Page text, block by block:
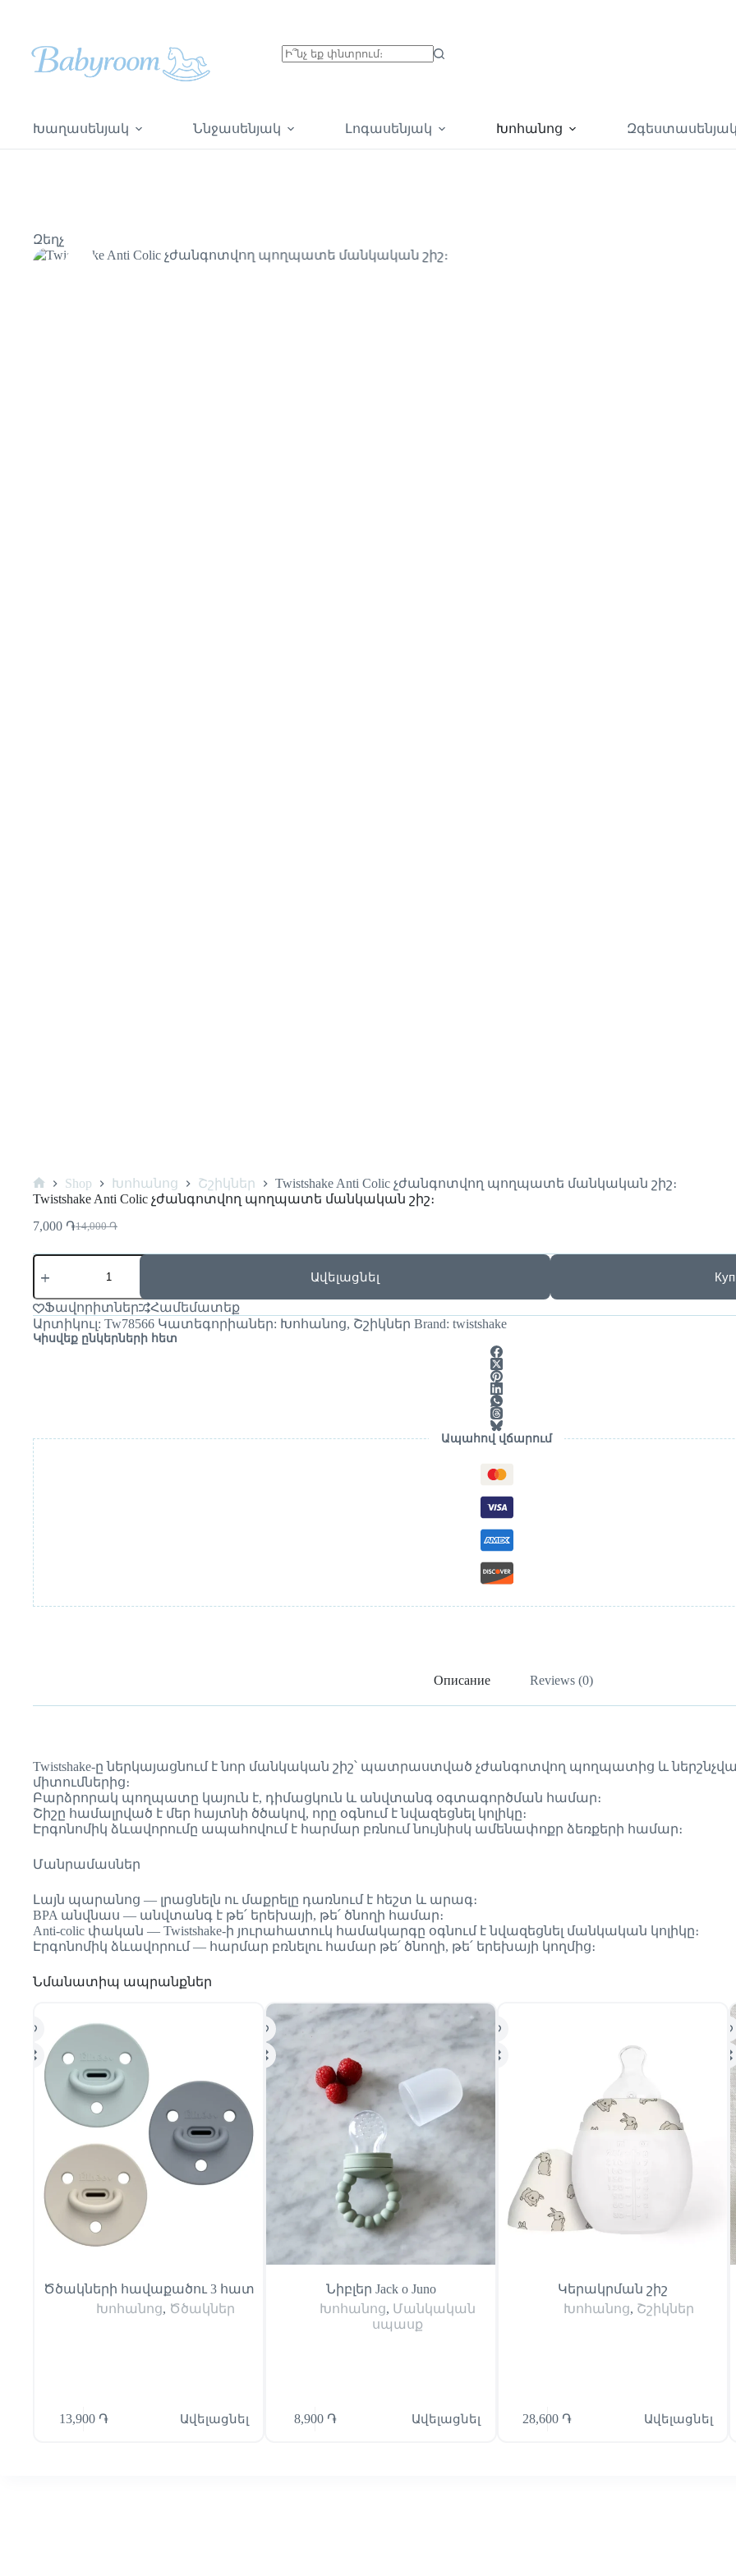
Խաղասենյակ
Ննջասենյակ Լոգասենյակ Խոհանոց Զգեստասենյակ
Զեղչ
Shop Խոհանոց Շշիկներ
Twistshake Anti Colic չժանգոտվող պողպատե մանկական շիշ։
Twistshake Anti Colic չժանգոտվող պողպատե մանկական շիշ։
14,000֏
7,000 ֏
Ավելացնել
Ֆավորիտներ
Համեմատեք
Արտիկուլ: Tw78566 Կատեգորիաներ: Խոհանոց, Շշիկներ Brand: twistshake
Կիսվեք ընկերների հետ
Ապահով վճարում
Описание Reviews (0)
Twistshake-ը ներկայացնում է նոր մանկական շիշ՝ պատրաստված չժանգոտվող պողպատից և
միտումներից։
Բարձրորակ պողպատը կայուն է, դիմացկուն և անվտանգ օգտագործման համար։
Շիշը համալրված է մեր հայտնի ծծակով, որը օգնում է նվազեցնել կոլիկը։
Էրգոնոմիկ ձևավորումը ապահովում է հարմար բռնում նույնիսկ ամենափոքր ձեռքերի համար։
Մանրամասներ
Լայն պարանոց — լրացնելն ու մաքրելը դառնում է հեշտ և արագ։
BPA անվնաս — անվտանգ է թե՛ երեխայի, թե՛ ծնողի համար։
Anti-colic փական — Twistshake-ի յուրահատուկ համակարգը օգնում է նվազեցնել մանկական կոլիկը։
Էրգոնոմիկ ձևավորում — հարմար բռնելու համար թե՛ ծնողի, թե՛ երեխայի կողմից։
Նմանատիպ ապրանքներ
Ծծակների հավաքածու 3 հատ
Խոհանոց, Ծծակներ
13,900 ֏ Ավելացնել
Նիբլեր Jack o Juno
Խոհանոց, Մանկական
սպասք
8,900 ֏ Ավելացնել
Կերակրման շիշ
Խոհանոց, Շշիկներ
28,600 ֏ Ավելացնել